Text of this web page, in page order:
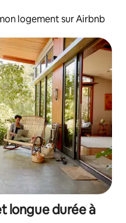
logement sur Airbnb
longue durée à